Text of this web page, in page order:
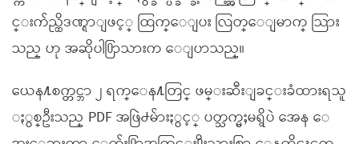
င္းက်ည္ထိဒဏ္ရာျဖင့္ ထြက္ေျပး လြတ္ေျမာက္ သြား
သည္ ဟု အဆိုပါ႐ြာသားက ေျပာသည္။
ယေန႔စက္တင္ဘာ ၂ ရက္ေန႔တြင္ ဖမ္းဆီးျခင္းခံထားရသူ
ႏွစ္ဦးသည္ PDF အဖြဲ႕မ်ားႏွင့္ ပတ္သက္မႈမရွိပဲ အေန ေ